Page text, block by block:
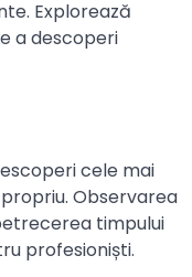
Explorează
a descoperi
cele mai
Observarea
timpului
profesioniști.